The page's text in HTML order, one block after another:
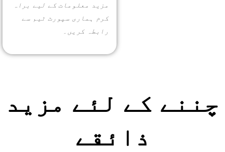
مزید معلومات کے لیے براہ
کرم ہماری سپورٹ ٹیم سے
رابطہ کریں۔
چننے کے لئے مزید
ذائقے